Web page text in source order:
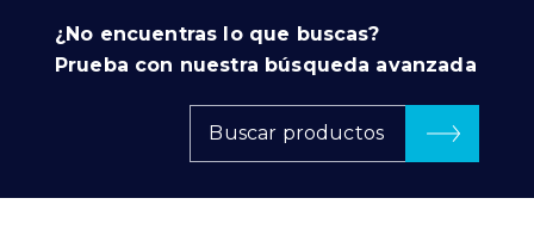
¿No encuentras lo que buscas?
Prueba con nuestra búsqueda avanzada
Buscar productos